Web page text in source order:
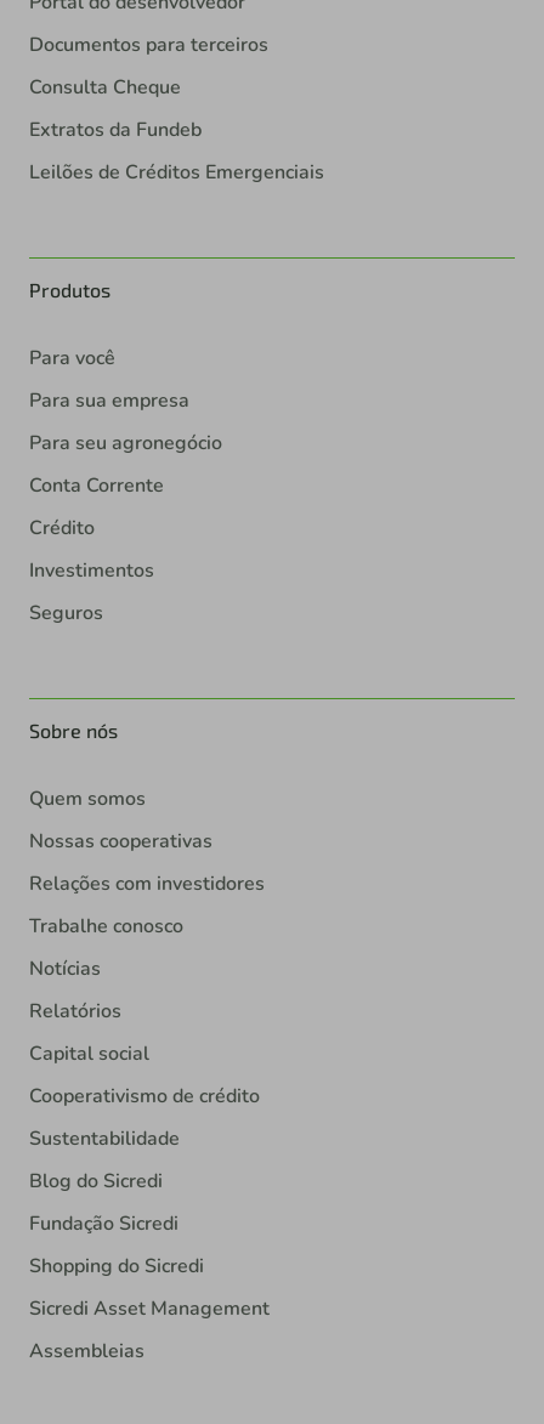
Documentos para terceiros
Consulta Cheque
Extratos da Fundeb
Leilões de Créditos Emergenciais
Produtos
Para você
Para sua empresa
Para seu agronegócio
Conta Corrente
Crédito
Investimentos
Seguros
Sobre nós
Quem somos
Nossas cooperativas
Relações com investidores
Trabalhe conosco
Notícias
Relatórios
Capital social
Cooperativismo de crédito
Sustentabilidade
Blog do Sicredi
Fundação Sicredi
Shopping do Sicredi
Sicredi Asset Management
Assembleias